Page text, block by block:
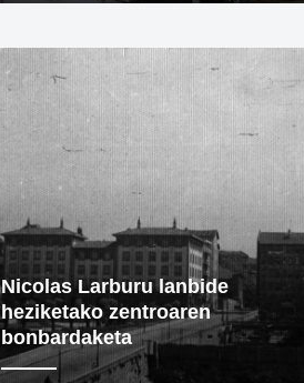
Nicolas Larburu lanbide
heziketako zentroaren
bonbardaketa